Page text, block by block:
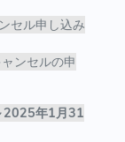
セル申し込み
ンセルの申
2025年1月31